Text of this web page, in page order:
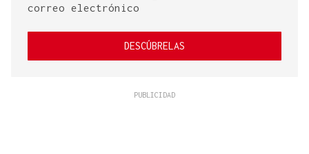
correo electrónico
DESCÚBRELAS